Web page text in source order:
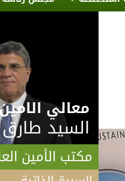
معالي
السيد
مكتب الأمين